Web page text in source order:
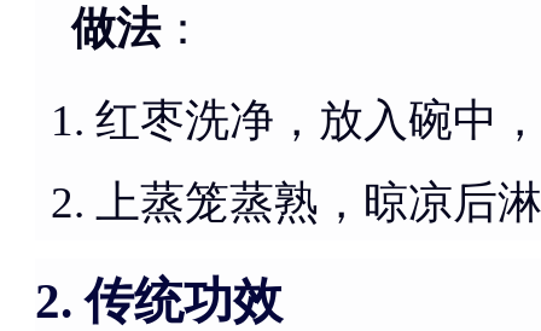
做法：
红枣洗净，放入碗中
上蒸笼蒸熟，晾凉后
2. 传统功效